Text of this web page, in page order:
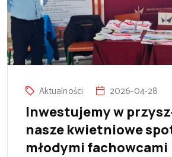
Aktualności 2026-04-28
Inwestujemy w
nasze kwietniowe
młodymi fachowcami